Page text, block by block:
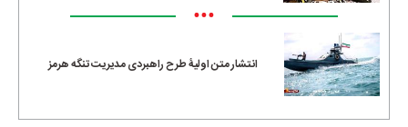
•••
انتشار متن اولیۀ طرح راهبردی مدیریت تنگه هرمز